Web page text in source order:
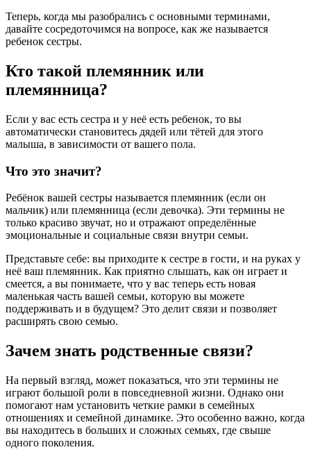
Теперь, когда мы разобрались с основными терминами,
давайте сосредоточимся на вопросе, как же называется
ребенок сестры.
Кто такой племянник или
племянница?
Если у вас есть сестра и у неё есть ребенок, то вы
автоматически становитесь дядей или тётей для этого
малыша, в зависимости от вашего пола.
Что это значит?
Ребёнок вашей сестры называется племянник (если он
мальчик) или племянница (если девочка). Эти термины не
только красиво звучат, но и отражают определённые
эмоциональные и социальные связи внутри семьи.
Представьте себе: вы приходите к сестре в гости, и на руках у
неё ваш племянник. Как приятно слышать, как он играет и
смеется, а вы понимаете, что у вас теперь есть новая
маленькая часть вашей семьи, которую вы можете
поддерживать и в будущем? Это делит связи и позволяет
расширять свою семью.
Зачем знать родственные связи?
На первый взгляд, может показаться, что эти термины не
играют большой роли в повседневной жизни. Однако они
помогают нам установить четкие рамки в семейных
отношениях и семейной динамике. Это особенно важно, когда
вы находитесь в больших и сложных семьях, где свыше
одного поколения.